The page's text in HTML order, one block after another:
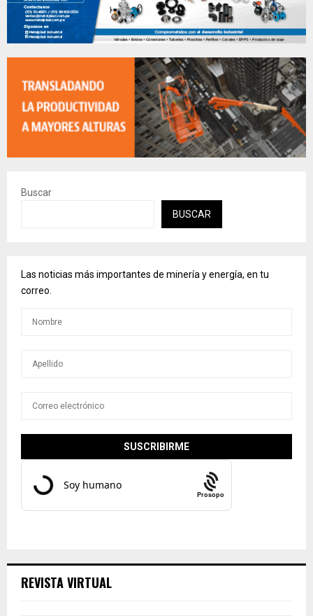
Buscar
BUSCAR
Las noticias más importantes de minería y energía, en tu
correo.
Prosopo
REVISTA VIRTUAL